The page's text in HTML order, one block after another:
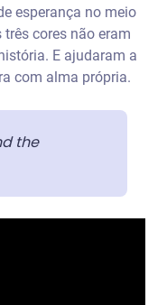
esperança no meio
cores não eram
E ajudaram a
com alma própria.
the